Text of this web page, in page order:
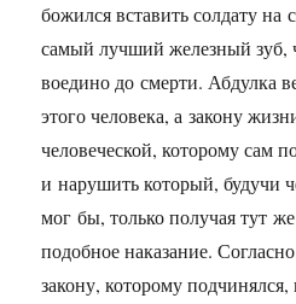
божился вставить солдату на
самый лучший железный зуб,
воедино до смерти. Абдулка
этого человека, а закону
человеческой, которому сам
и нарушить который, будучи
мог бы, только получая тут
подобное наказание.
закону, которому